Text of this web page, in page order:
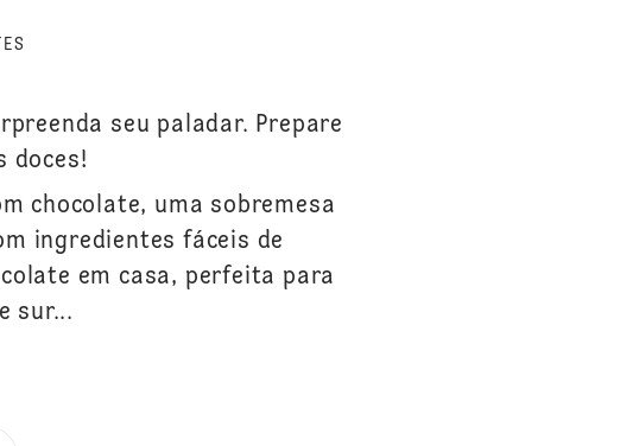
seu paladar. Prepare
doces!
chocolate, uma sobremesa
ingredientes fáceis de
em casa, perfeita para
sur...